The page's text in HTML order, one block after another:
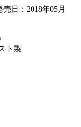
日：2018年05月
ト製